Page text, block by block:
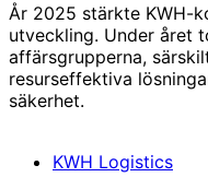
År 2025 stärkte KWH-
utveckling. Under året
affärsgrupperna,
resurseffektiva
säkerhet.
KWH Logistics